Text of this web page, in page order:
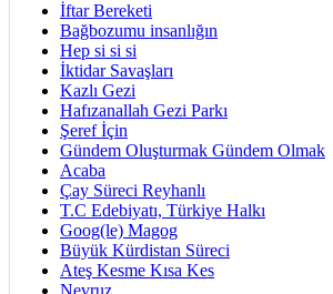
İftar Bereketi
Bağbozumu insanlığın
Hep si si si
İktidar Savaşları
Kazlı Gezi
Hafızanallah Gezi Parkı
Şeref İçin
Gündem Oluşturmak Gündem Olmak
Acaba
Çay Süreci Reyhanlı
T.C Edebiyatı, Türkiye Halkı
Goog(le) Magog
Büyük Kürdistan Süreci
Ateş Kesme Kısa Kes
Nevruz